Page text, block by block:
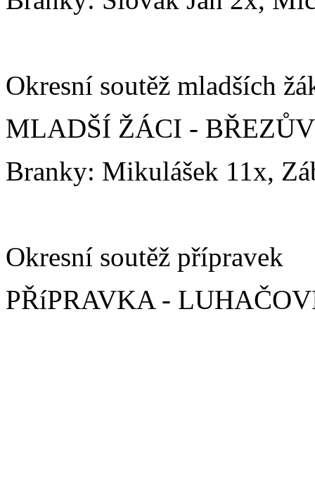
Okresní soutěž mladších
MLADŠÍ ŽÁCI -
Branky: Mikulášek 11x,
Okresní soutěž přípravek
PŘíPRAVKA -